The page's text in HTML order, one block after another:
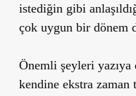
istediğin gibi
çok uygun bir dönem
Önemli şeyleri yazıya
kendine ekstra zaman